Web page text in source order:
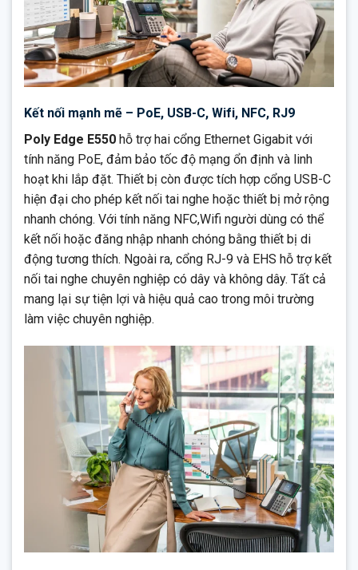
Kết nối mạnh mẽ – PoE, USB-C, Wifi, NFC, RJ9
Poly Edge E550 hỗ trợ hai cổng Ethernet Gigabit với
tính năng PoE, đảm bảo tốc độ mạng ổn định và linh
hoạt khi lắp đặt. Thiết bị còn được tích hợp cổng USB-C
hiện đại cho phép kết nối tai nghe hoặc thiết bị mở rộng
nhanh chóng. Với tính năng NFC,Wifi người dùng có thể
kết nối hoặc đăng nhập nhanh chóng bằng thiết bị di
động tương thích. Ngoài ra, cổng RJ-9 và EHS hỗ trợ kết
nối tai nghe chuyên nghiệp có dây và không dây. Tất cả
mang lại sự tiện lợi và hiệu quả cao trong môi trường
làm việc chuyên nghiệp.